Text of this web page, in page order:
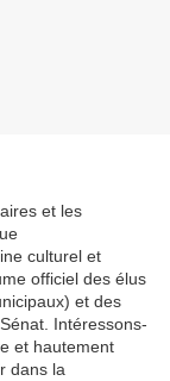
et les
culturel et
officiel des élus
et des
Intéressons-
et hautement
dans la